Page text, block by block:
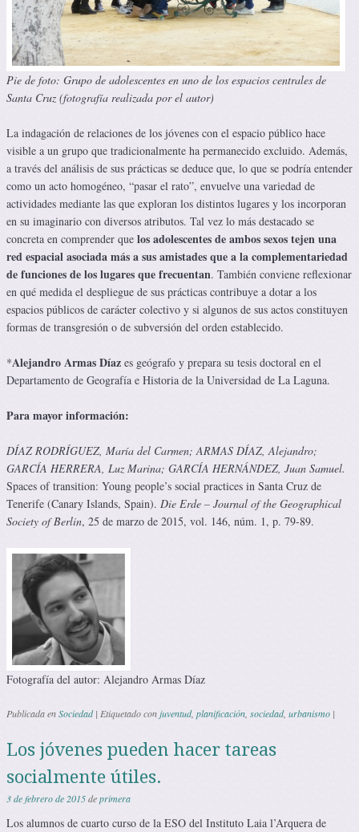
Pie de foto: Grupo de adolescentes en uno de los espacios centrales de
Santa Cruz (fotografía realizada por el autor)
La indagación de relaciones de los jóvenes con el espacio público hace
visible a un grupo que tradicionalmente ha permanecido excluido. Además,
a través del análisis de sus prácticas se deduce que, lo que se podría entender
como un acto homogéneo, “pasar el rato”, envuelve una variedad de
actividades mediante las que exploran los distintos lugares y los incorporan
en su imaginario con diversos atributos. Tal vez lo más destacado se
concreta en comprender que los adolescentes de ambos sexos tejen una
red espacial asociada más a sus amistades que a la complementariedad
de funciones de los lugares que frecuentan. También conviene reflexionar
en qué medida el despliegue de sus prácticas contribuye a dotar a los
espacios públicos de carácter colectivo y si algunos de sus actos constituyen
formas de transgresión o de subversión del orden establecido.
*Alejandro Armas Díaz es geógrafo y prepara su tesis doctoral en el
Departamento de Geografía e Historia de la Universidad de La Laguna.
Para mayor información:
DÍAZ RODRÍGUEZ, María del Carmen; ARMAS DÍAZ, Alejandro;
GARCÍA HERRERA, Luz Marina; GARCÍA HERNÁNDEZ, Juan Samuel.
Spaces of transition: Young people’s social practices in Santa Cruz de
Tenerife (Canary Islands, Spain). Die Erde – Journal of the Geographical
Society of Berlin, 25 de marzo de 2015, vol. 146, núm. 1, p. 79-89.
Fotografía del autor: Alejandro Armas Díaz
Publicada enSociedad | Etiquetado conjuventud, planificación, sociedad, urbanismo |
Los jóvenes pueden hacer tareas
socialmente útiles.
3 de febrero de 2015deprimera
Los alumnos de cuarto curso de la ESO del Instituto Laia l’Arquera de